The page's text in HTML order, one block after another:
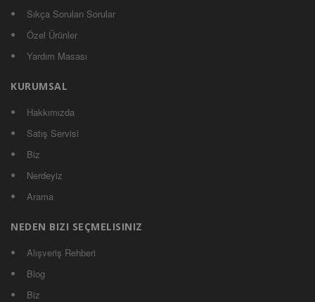
Sıkça Sorulan Sorular
Özel Ürünler
Yardım Masası
KURUMSAL
Hakkımızda
Satış Servisi
Biz
Nerdeyiz
Arama
NEDEN BIZI SEÇMELISINIZ
Alışveriş Rehberi
Blog
Biz